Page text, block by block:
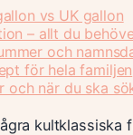
vs UK gallon
– allt du
och
för hela familjen
och när du ska